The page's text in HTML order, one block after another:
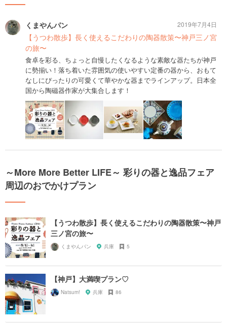
くまやんパン
【うつわ散歩】長く使えるこだわりの陶器散策〜神戸三ノ宮
の旅〜
食卓を彩る、ちょっと自慢したくなるような素敵な器たちが神戸
に勢揃い！落ち着いた雰囲気の使いやすい定番の器から、おもて
なしにぴったりの可愛くて華やかな器までラインアップ。日本全
国から陶磁器作家が大集合します！
2019年7月4日
～More More Better LIFE～ 彩りの器と逸品フェア
周辺のおでかけプラン
【うつわ散歩】長く使えるこだわりの陶器散策〜神戸
三ノ宮の旅〜
くまやんパン 兵庫 5
【神戸】大満喫プラン♡
Natsum! 兵庫 86